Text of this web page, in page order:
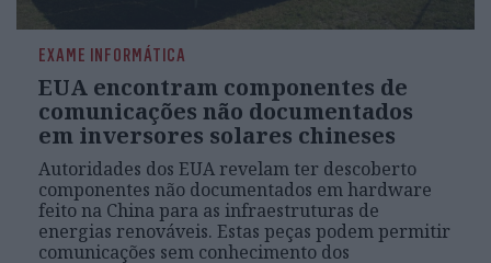
EXAME INFORMÁTICA
EUA encontram componentes de
comunicações não documentados
em inversores solares chineses
Autoridades dos EUA revelam ter descoberto
componentes não documentados em hardware
feito na China para as infraestruturas de
energias renováveis. Estas peças podem permitir
comunicações sem conhecimento dos